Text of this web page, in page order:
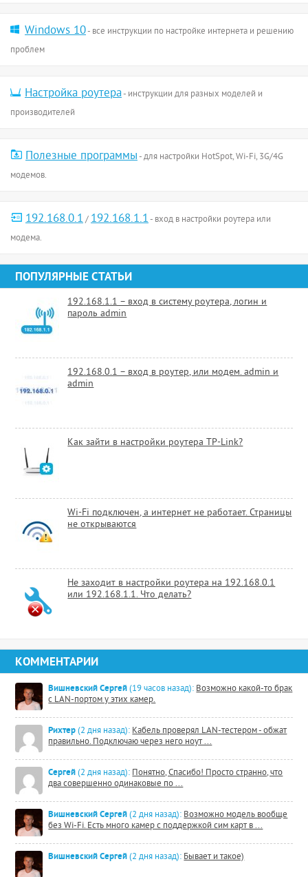
Windows 10- все инструкции по настройке интернета и решению
проблем
Настройка роутера- инструкции для разных моделей и
производителей
Полезные программы- для настройки HotSpot, Wi-Fi, 3G/4G
модемов.
192.168.0.1/192.168.1.1- вход в настройки роутера или
модема.
ПОПУЛЯРНЫЕ СТАТЬИ
192.168.1.1 – вход в систему роутера, логин и
пароль admin
192.168.0.1 – вход в роутер, или модем. admin и
admin
Как зайти в настройки роутера TP-Link?
Wi-Fi подключен, а интернет не работает. Страницы
не открываются
Не заходит в настройки роутера на 192.168.0.1
или 192.168.1.1. Что делать?
КОММЕНТАРИИ
Вишневский Сергей (19 часов назад): Возможно какой-то брак
с LAN-портом у этих камер.
Рихтер (2 дня назад): Кабель проверял LAN-тестером - обжат
правильно. Подключаю через него ноут ...
Сергей (2 дня назад): Понятно, Спасибо! Просто странно, что
два совершенно одинаковые по ...
Вишневский Сергей (2 дня назад): Возможно модель вообще
без Wi-Fi. Есть много камер с поддержкой сим карт в ...
Вишневский Сергей (2 дня назад): Бывает и такое)